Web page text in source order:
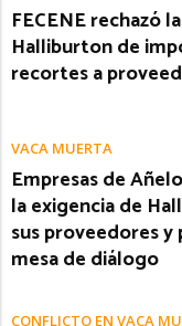
FECENE rechazó
Halliburton de
recortes a
VACA MUERTA
Empresas de
la exigencia de
sus proveedores y
mesa de diálogo
CONFLICTO EN VACA